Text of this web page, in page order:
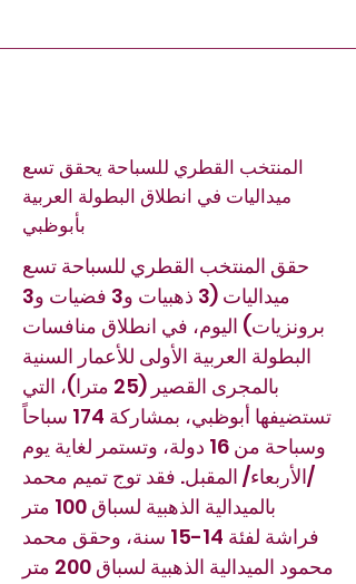
المنتخب القطري للسباحة يحقق تسع
ميداليات في انطلاق البطولة العربية
بأبوظبي
حقق المنتخب القطري للسباحة تسع
ميداليات (3 ذهبيات و3 فضيات و3
برونزيات) اليوم، في انطلاق منافسات
البطولة العربية الأولى للأعمار السنية
بالمجرى القصير (25 مترا)، التي
تستضيفها أبوظبي، بمشاركة 174 سباحاً
وسباحة من 16 دولة، وتستمر لغاية يوم
/الأربعاء/ المقبل. فقد توج تميم محمد
بالميدالية الذهبية لسباق 100 متر
فراشة لفئة 14-15 سنة، وحقق محمد
محمود الميدالية الذهبية لسباق 200 متر